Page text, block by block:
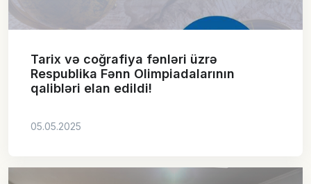
Tarix və coğrafiya fənləri üzrə
Respublika Fənn Olimpiadalarının
qalibləri elan edildi!
05.05.2025